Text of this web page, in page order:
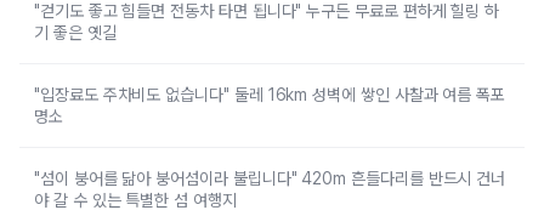
"걷기도 좋고 힘들면 전동차 타면 됩니다" 누구든 무료로 편하게 힐링 하
기 좋은 옛길
"입장료도 주차비도 없습니다" 둘레 16km 성벽에 쌓인 사찰과 여름 폭포
명소
"섬이 붕어를 닮아 붕어섬이라 불립니다" 420m 흔들다리를 반드시 건너
야 갈 수 있는 특별한 섬 여행지